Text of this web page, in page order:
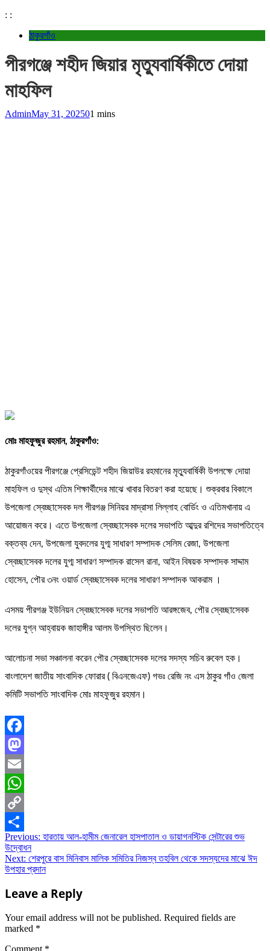
: :
ঠাকুরগাঁও
পীরগঞ্জে শহীদ জিয়ার মৃত্যুবার্ষিকীতে দোয়া
মাহফিল
AdminMay 31, 202501 mins
মোঃ মাহফুজুর রহমান, ঠাকুরগাঁও:
ঠাকুরগাঁওয়ের পীরগঞ্জে প্রেসিডেন্ট শহীদ জিয়াউর রহমানের মৃত্যুবার্ষিকী উপলক্ষে দোয়া
মাহফিল ও দুস্থ এতিম শিক্ষার্থীদের মাঝে খাবার বিতরণ করা হয়েছে। শুক্রবার বিকালে
উপজেলা স্বেচ্ছাসেবক দল পীরগঞ্জ সিনিয়র মাদ্রাসা লিল্লাহ বোর্ডিং ও এতিমখানায় এ
আয়োজন করে। এতে উপজেলা স্বেচ্ছাসেবক দলের সভাপতি আব্দুর রশিদের সভাপতিত্বে
বক্তব্য দেন, উপজেলা যুবদলের যুগ্ম সাধারণ সম্পাদক সেলিম রেজা, উপজেলা
স্বেচ্ছাসেবক দলের যুগ্ম সাধারণ সম্পাদক রাসেল রানা, আইন বিষয়ক সম্পাদক সাদ্দাম
হোসেন, পৌর ৩নং ওয়ার্ড স্বেচ্ছাসেবক দলের সাধারণ সম্পাদক আকরাম ।
এসময় পীরগঞ্জ ইউনিয়ন স্বেচ্ছাসেবক দলের সভাপতি আরঙ্গজেব, পৌর স্বেচ্ছাসেবক
দলের যুগ্ন আহ্বায়ক জাহাঙ্গীর আলম উপস্থিত ছিলেন।
আলোচনা সভা সঞ্চালনা করেন পৌর স্বেচ্ছাসেবক দলের সদস্য সচিব রুবেল হক।
বাংলাদেশ জাতীয় সাংবাদিক ফোরার ( বিএনজেএফ) গভঃ রেজি নং এস ঠাকুর গাঁও জেলা
কমিটি সভাপতি সাংবাদিক মোঃ মাহফুজুর রহমান।
Facebook
Mastodon
Email
WhatsApp
Copy
Link
Share
Post
navigation
Previous: হারতায় আল-হামীম জেনারেল হাসপাতাল ও ডায়াগনস্টিক সেন্টারের শুভ
উদ্বোধন
Next: শেরপুরে বাস মিনিবাস মালিক সমিতির নিজস্ব তহবিল থেকে সদস্যদের মাঝে ঈদ
উপহার প্রদান
Leave a Reply
Your email address will not be published. Required fields are
marked *
Comment *